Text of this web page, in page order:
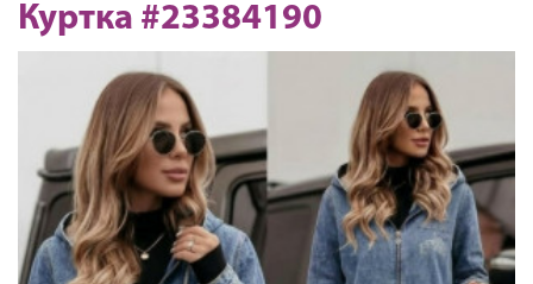
Куртка #23384190